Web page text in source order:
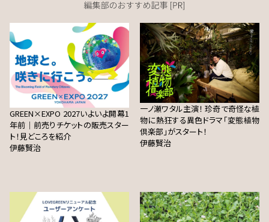
GREEN×EXPO 2027いよいよ開幕1
年前｜前売りチケットの販売スター
ト！見どころを紹介
伊藤賢治
一ノ瀬ワタル主演！ 珍奇で奇怪な植
物に熱狂する異色ドラマ「変態植物
倶楽部」がスタート！
伊藤賢治